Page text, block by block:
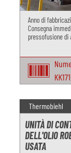
Anno di
Consegna
pressofusione di
Thermobiehl
UNITÀ DI
DELL'OLIO
USATA